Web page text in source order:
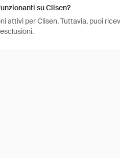
su Clisen?
attivi per Clisen. Tuttavia, puoi